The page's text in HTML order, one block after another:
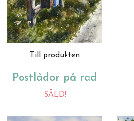
Till produkten
Postlådor på rad
SÅLD!